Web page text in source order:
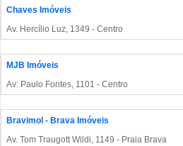
Chaves Imóveis
Av. Hercílio Luz, 1349 - Centro
MJB Imóveis
Av: Paulo Fontes, 1101 - Centro
Bravimol - Brava Imóveis
Av. Tom Traugott Wildi, 1149 - Praia Brava